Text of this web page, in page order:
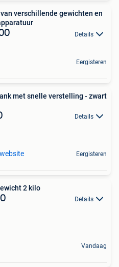
van verschillende gewichten en
Details
Eergisteren
met snelle verstelling - zwart
Details
Eergisteren
2 kilo
Details
Vandaag